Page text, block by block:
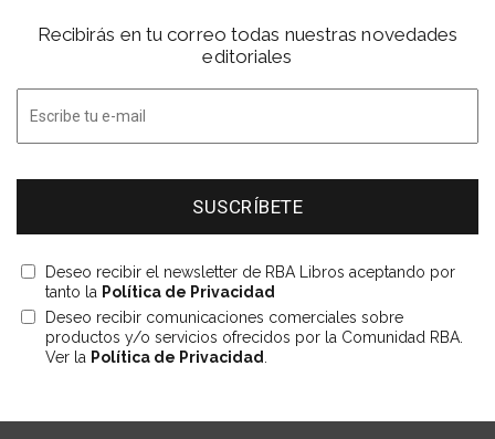
Recibirás en tu correo todas nuestras novedades
editoriales
Deseo recibir el newsletter de RBA Libros aceptando por
tanto la Política de Privacidad
Deseo recibir comunicaciones comerciales sobre
productos y/o servicios ofrecidos por la Comunidad RBA.
Ver la Política de Privacidad